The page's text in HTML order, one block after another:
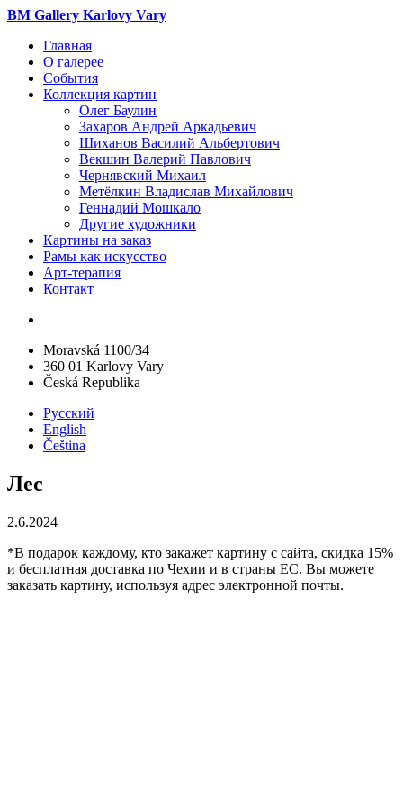
BM Gallery Karlovy Vary
Главная
О галерее
События
Коллекция картин
Олег Баулин
Захаров Андрей Аркадьевич
Шиханов Василий Альбертович
Векшин Валерий Павлович
Чернявский Михаил
Метёлкин Владислав Михайлович
Геннадий Мошкало
Другие художники
Картины на заказ
Рамы как искусство
Арт-терапия
Контакт
Moravská 1100/34
360 01 Karlovy Vary
Česká Republika
Русский
English
Čeština
Лес
2.6.2024
*В подарок каждому, кто закажет картину с сайта, скидка 15%
и бесплатная доставка по Чехии и в страны ЕС. Вы можете
заказать картину, используя адрес электронной почты.